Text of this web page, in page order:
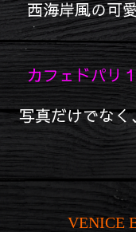
西海岸風の可
カフェドパリ
写真だけでなく
VENICE